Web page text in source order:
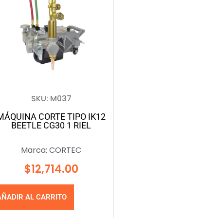
SKU: M037
CORTE TIPO IK12
BEETLE CG30 1 RIEL
Marca:CORTEC
$12,714.00
AL CARRITO